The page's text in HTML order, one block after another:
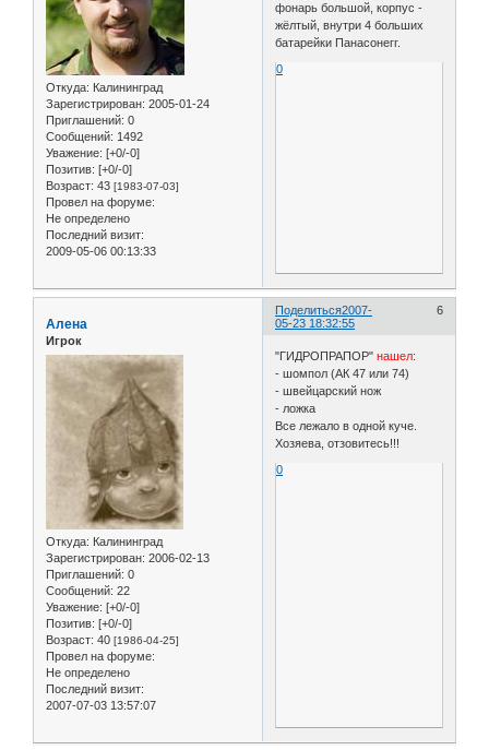
Откуда: Калининград
Зарегистрирован: 2005-01-24
Приглашений: 0
Сообщений: 1492
Уважение: [+0/-0]
Позитив: [+0/-0]
Возраст: 43 [1983-07-03]
Провел на форуме:
Не определено
Последний визит:
2009-05-06 00:13:33
фонарь большой, корпус -
жёлтый, внутри 4 больших
батарейки Панасонегг.
0
Поделиться 6
2007-
05-23 18:32:55
Алена
Игрок
Откуда: Калининград
Зарегистрирован: 2006-02-13
Приглашений: 0
Сообщений: 22
Уважение: [+0/-0]
Позитив: [+0/-0]
Возраст: 40 [1986-04-25]
Провел на форуме:
Не определено
Последний визит:
2007-07-03 13:57:07
"ГИДРОПРАПОР"нашел:
- шомпол (АК 47 или 74)
- швейцарский нож
- ложка
Все лежало в одной куче.
Хозяева, отзовитесь!!!
0